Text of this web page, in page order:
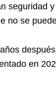
seguridad
no se
en